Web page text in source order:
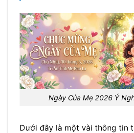
Ngày Của Mẹ 2026 Ý
Dưới đây là một vài thông tin